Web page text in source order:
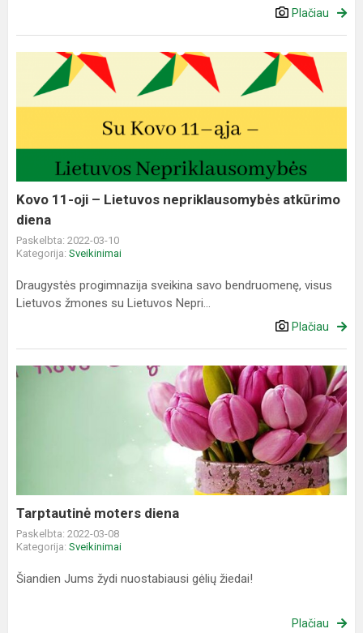
Plačiau
nepriklausomybės
atkūrimo
diena
Kovo 11-oji – Lietuvos nepriklausomybės atkūrimo
diena
Paskelbta: 2022-03-10
Kategorija: Sveikinimai
Draugystės progimnazija sveikina savo bendruomenę, visus
Lietuvos žmones su Lietuvos Nepri...
Plačiau
Tarptautinė
Tarptautinė moters diena
Paskelbta: 2022-03-08
Kategorija: Sveikinimai
Šiandien Jums žydi nuostabiausi gėlių žiedai!
Plačiau